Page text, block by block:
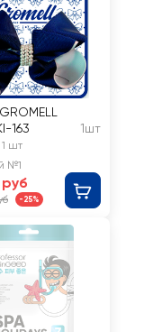
163
1шт
шт
№1
руб
-25%